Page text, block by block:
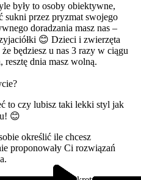
były to osoby obiektywne,
sukni przez pryzmat swojego
doradzania masz nas –
😊 Dzieci i zwierzęta
będziesz u nas 3 razy w ciągu
resztę dnia masz wolną.
to czy lubisz taki lekki styl jak
😊
określić ile chcesz
proponowały Ci rozwiązań